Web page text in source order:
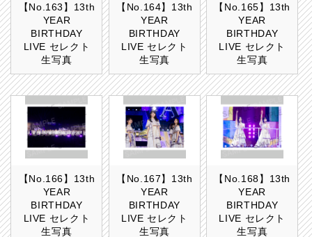
【No.163】13th
YEAR
BIRTHDAY
LIVE セレクト
生写真
【No.164】13th
YEAR
BIRTHDAY
LIVE セレクト
生写真
【No.165】13th
YEAR
BIRTHDAY
LIVE セレクト
生写真
【No.166】13th
YEAR
BIRTHDAY
LIVE セレクト
生写真
【No.167】13th
YEAR
BIRTHDAY
LIVE セレクト
生写真
【No.168】13th
YEAR
BIRTHDAY
LIVE セレクト
生写真